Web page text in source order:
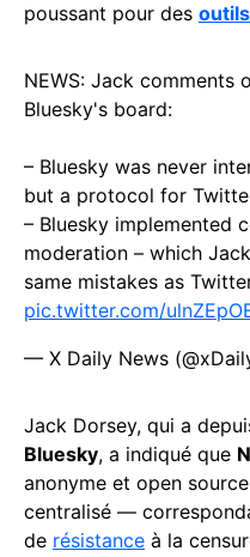
poussant pour des outils
NEWS: Jack comments
Bluesky's board:
– Bluesky was never
but a protocol for
– Bluesky implemented
moderation – which
same mistakes as
pic.twitter.com/
— X Daily News
Jack Dorsey, qui a
Bluesky, a indiqué que
anonyme et open
centralisé —
de résistance à la